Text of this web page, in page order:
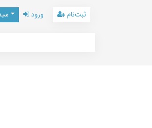
ورود ثبت‌نام